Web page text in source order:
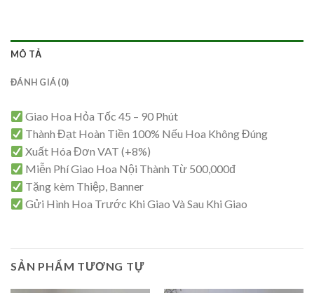
MÔ TẢ
ĐÁNH GIÁ (0)
Giao Hoa Hỏa Tốc 45 – 90 Phút
Thành Đạt Hoàn Tiền 100% Nếu Hoa Không Đúng
Xuất Hóa Đơn VAT (+8%)
Miễn Phí Giao Hoa Nội Thành Từ 500,000đ
Tặng kèm Thiệp, Banner
Gửi Hình Hoa Trước Khi Giao Và Sau Khi Giao
SẢN PHẨM TƯƠNG TỰ